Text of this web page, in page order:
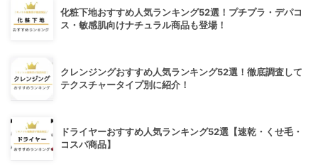
化粧下地おすすめ人気ランキング52選！プチプラ・デパコ
ス・敏感肌向けナチュラル商品も登場！
クレンジングおすすめ人気ランキング52選！徹底調査して
テクスチャータイプ別に紹介！
ドライヤーおすすめ人気ランキング52選【速乾・くせ毛・
コスパ商品】